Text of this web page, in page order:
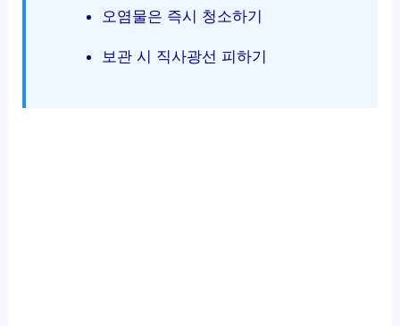
오염물은 즉시 청소하기
보관 시 직사광선 피하기